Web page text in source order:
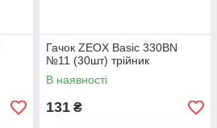
Гачок ZEOX Basic 330BN
№11 (30шт) трійник
В наявності
131 ₴